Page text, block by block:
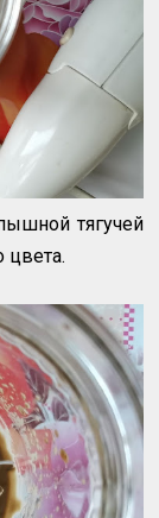
тягучей
цвета.